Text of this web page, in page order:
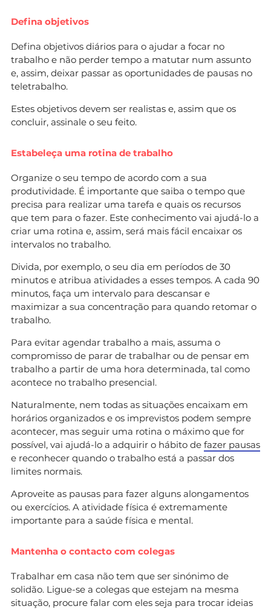
Defina objetivos
Defina objetivos diários para o ajudar a focar no
trabalho e não perder tempo a matutar num assunto
e, assim, deixar passar as oportunidades de pausas no
teletrabalho.
Estes objetivos devem ser realistas e, assim que os
concluir, assinale o seu feito.
Estabeleça uma rotina de trabalho
Organize o seu tempo de acordo com a sua
produtividade. É importante que saiba o tempo que
precisa para realizar uma tarefa e quais os recursos
que tem para o fazer. Este conhecimento vai ajudá-lo a
criar uma rotina e, assim, será mais fácil encaixar os
intervalos no trabalho.
Divida, por exemplo, o seu dia em períodos de 30
minutos e atribua atividades a esses tempos. A cada 90
minutos, faça um intervalo para descansar e
maximizar a sua concentração para quando retomar o
trabalho.
Para evitar agendar trabalho a mais, assuma o
compromisso de parar de trabalhar ou de pensar em
trabalho a partir de uma hora determinada, tal como
acontece no trabalho presencial.
Naturalmente, nem todas as situações encaixam em
horários organizados e os imprevistos podem sempre
acontecer, mas seguir uma rotina o máximo que for
possível, vai ajudá-lo a adquirir o hábito de fazer pausas
e reconhecer quando o trabalho está a passar dos
limites normais.
Aproveite as pausas para fazer alguns alongamentos
ou exercícios. A atividade física é extremamente
importante para a saúde física e mental.
Mantenha o contacto com colegas
Trabalhar em casa não tem que ser sinónimo de
solidão. Ligue-se a colegas que estejam na mesma
situação, procure falar com eles seja para trocar ideias